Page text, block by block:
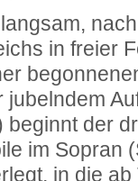
in freier
jubelndem
beginnt der
im Sopran
in die